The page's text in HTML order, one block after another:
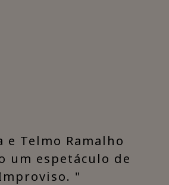
e Telmo Ramalho
um espetáculo de
"